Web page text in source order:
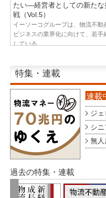
たい—経営者としての新たな
戦（Vol.5）
イーソーコグループは、物流不動
ビジネスの業界化に向けて、若手
している...
特集・連載
連載
ジ
シ
無
過去の特集・連載